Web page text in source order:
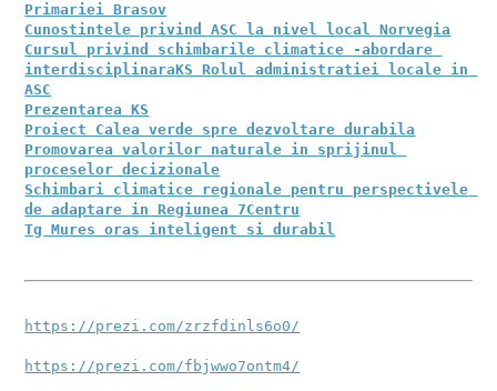
Primariei Brasov
Cunostintele privind ASC la nivel local Norvegia
Cursul privind schimbarile climatice -abordare
interdisciplinaraKS Rolul administratiei locale in
ASC
Prezentarea KS
Proiect Calea verde spre dezvoltare durabila
Promovarea valorilor naturale in sprijinul
proceselor decizionale
Schimbari climatice regionale pentru perspectivele
de adaptare in Regiunea 7Centru
Tg Mures oras inteligent si durabil
https://prezi.com/zrzfdinls6o0/
https://prezi.com/fbjwwo7ontm4/